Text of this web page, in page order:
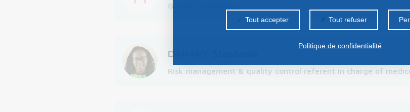
Genetic Consultant
DAHANY Stéphanie
Risk management & quality control referent in charge of
Tout accepter Tout refuser
Politique de confidentialité